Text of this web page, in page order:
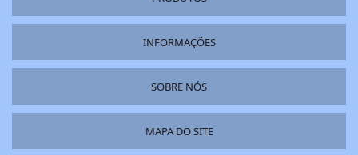
INFORMAÇÕES
SOBRE NÓS
MAPA DO SITE